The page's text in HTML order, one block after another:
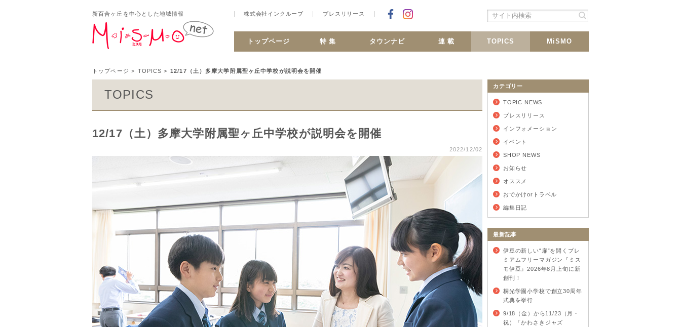
新百合ヶ丘を中心とした地域情報 株式会社インクルーブ プレスリリース Facebookでシェア
トップページ 特 集 タウンナビ 連 載 TOPICS MiSMO
トップページ > TOPICS > 12/17（土）多摩大学附属聖ヶ丘中学校が説明会を開催
カテゴリー
TOPIC NEWS
プレスリリース
インフォメーション
イベント
SHOP NEWS
お知らせ
オススメ
おでかけorトラベル
編集日記
最新記事
伊豆の新しい“扉”を開くプレ
ミアムフリーマガジン『ミス
モ伊豆』2026年8月上旬に新
創刊！
桐光学園小学校で創立30周年
式典を挙行
9/18（金）から11/23（月・
祝）「かわさきジャズ
TOPICS
12/17（土）多摩大学附属聖ヶ丘中学校が説明会を開催
2022/12/02